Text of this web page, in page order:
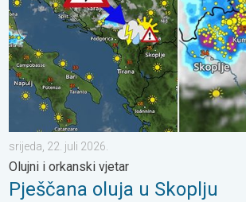
srijeda, 22. juli 2026.
Olujni i orkanski vjetar
Pješčana oluja u Skoplju